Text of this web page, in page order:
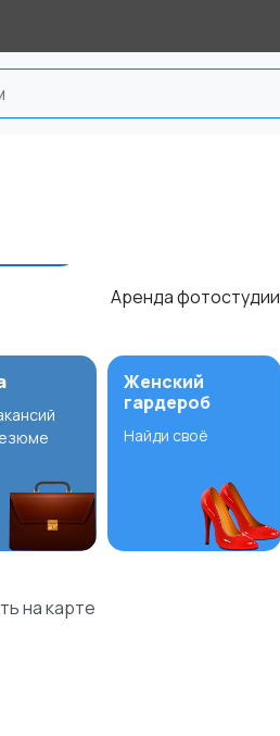
Аренда фотостудии
Женский
гардероб
Найди своё
на карте